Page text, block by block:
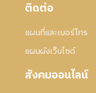
ติดต่อ
แผนที่และเบอร์โทร
แผนผังเว็บไซด์
สังคมออนไลน์